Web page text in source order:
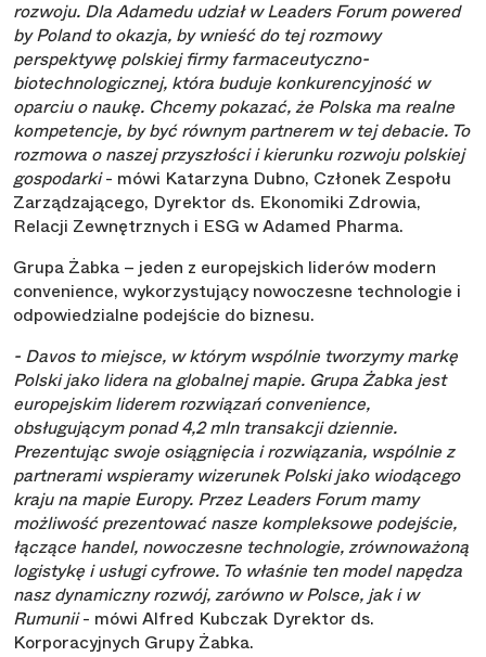
rozwoju. Dla Adamedu udział w Leaders Forum powered
by Poland to okazja, by wnieść do tej rozmowy
perspektywę polskiej firmy farmaceutyczno-
biotechnologicznej, która buduje konkurencyjność w
oparciu o naukę. Chcemy pokazać, że Polska ma realne
kompetencje, by być równym partnerem w tej debacie. To
rozmowa o naszej przyszłości i kierunku rozwoju polskiej
gospodarki- mówi Katarzyna Dubno, Członek Zespołu
Zarządzającego, Dyrektor ds. Ekonomiki Zdrowia,
Relacji Zewnętrznych i ESG w Adamed Pharma.
Grupa Żabka – jeden z europejskich liderów modern
convenience, wykorzystujący nowoczesne technologie i
odpowiedzialne podejście do biznesu.
- Davos to miejsce, w którym wspólnie tworzymy markę
Polski jako lidera na globalnej mapie. Grupa Żabka jest
europejskim liderem rozwiązań convenience,
obsługującym ponad 4,2 mln transakcji dziennie.
Prezentując swoje osiągnięcia i rozwiązania, wspólnie z
partnerami wspieramy wizerunek Polski jako wiodącego
kraju na mapie Europy. Przez Leaders Forum mamy
możliwość prezentować nasze kompleksowe podejście,
łączące handel, nowoczesne technologie, zrównoważoną
logistykę i usługi cyfrowe. To właśnie ten model napędza
nasz dynamiczny rozwój, zarówno w Polsce, jak i w
Rumunii- mówi Alfred Kubczak Dyrektor ds.
Korporacyjnych Grupy Żabka.